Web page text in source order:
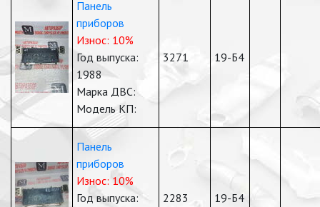
Панель
приборов
Износ: 10%
Год выпуска:
1988
Марка ДВС:
Модель КП:
3271 19-Б4
Панель
приборов
Износ: 10%
Год выпуска:
2283 19-Б4